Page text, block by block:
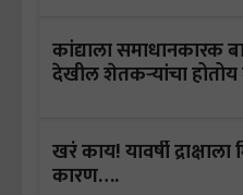
कांद्याला समाधानकारक
देखील शेतकऱ्यांचा
खरं काय! यावर्षी
कारण….